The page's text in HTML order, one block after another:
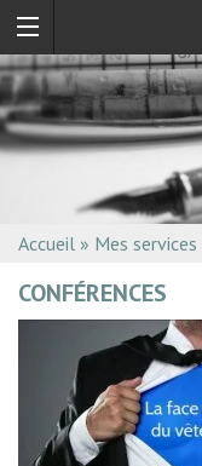
Accueil » Mes services
CONFÉRENCES